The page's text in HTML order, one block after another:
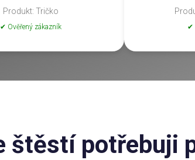
Produkt: Tričko
✔ Ověřený zákazník ✔
štěstí potřebuji